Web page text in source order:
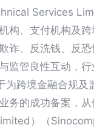
Services
构、支付机构及
诈、反洗钱、反
监管良性互动，
跨境金融合规及
务的成功备案，
）（